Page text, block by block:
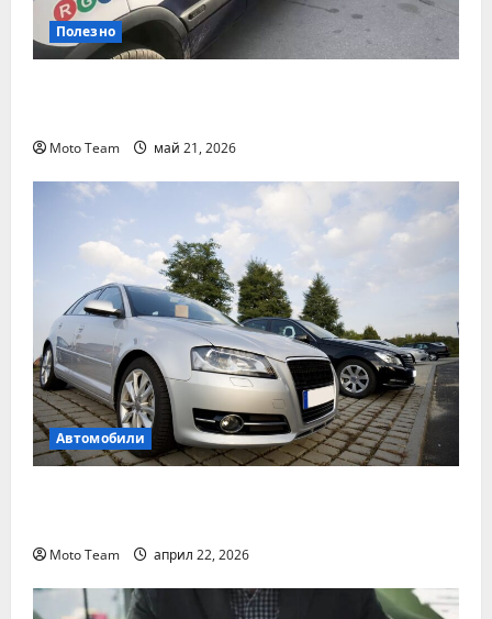
Полезно
Moto Team май 21, 2026
Автомобили
Moto Team април 22, 2026